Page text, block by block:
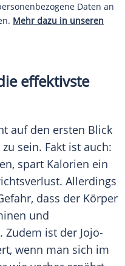
Daten an
Mehr dazu in unseren
effektivste
auf den ersten Blick
sein. Fakt ist auch:
spart Kalorien ein
. Allerdings
dass der Körper
und
ist der Jojo-
wenn man sich im